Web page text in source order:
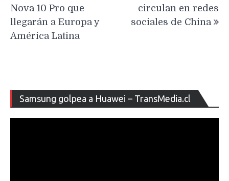
Nova 10 Pro que
llegarán a Europa y
América Latina
circulan en redes
sociales de China
Samsung golpea a Huawei – TransMedia.cl
de